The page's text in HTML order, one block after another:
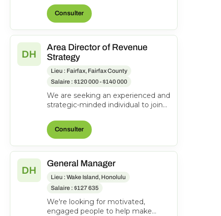
Place Schaumbu...
Consulter
DH
Area Director of Revenue
Strategy
Lieu : Fairfax, Fairfax County
Salaire : $120 000 - $140 000
We are seeking an experienced and
strategic-minded individual to join
Revenue Strateg...
Consulter
DH
General Manager
Lieu : Wake Island, Honolulu
Salaire : $127 635
We're looking for motivated,
engaged people to help make